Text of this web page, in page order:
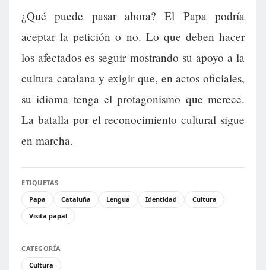
¿Qué puede pasar ahora? El Papa podría
aceptar la petición o no. Lo que deben hacer
los afectados es seguir mostrando su apoyo a la
cultura catalana y exigir que, en actos oficiales,
su idioma tenga el protagonismo que merece.
La batalla por el reconocimiento cultural sigue
en marcha.
ETIQUETAS
Papa
Cataluña Lengua Identidad
Cultura
Visita papal
CATEGORÍA
Cultura